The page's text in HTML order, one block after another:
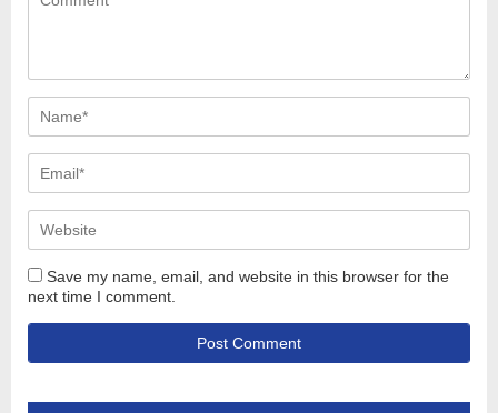
Save my name, email, and website in this browser for the
next time I comment.